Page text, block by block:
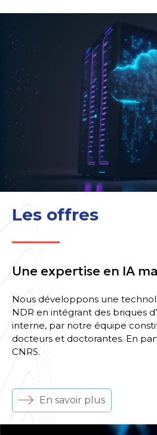
Les offres
Une expertise en IA
Nous développons une
NDR en intégrant des briques
interne, par notre équipe
docteurs et doctorantes. En
CNRS.
En savoir plus